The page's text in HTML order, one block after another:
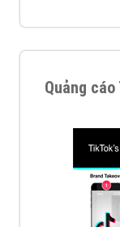
Quảng cáo